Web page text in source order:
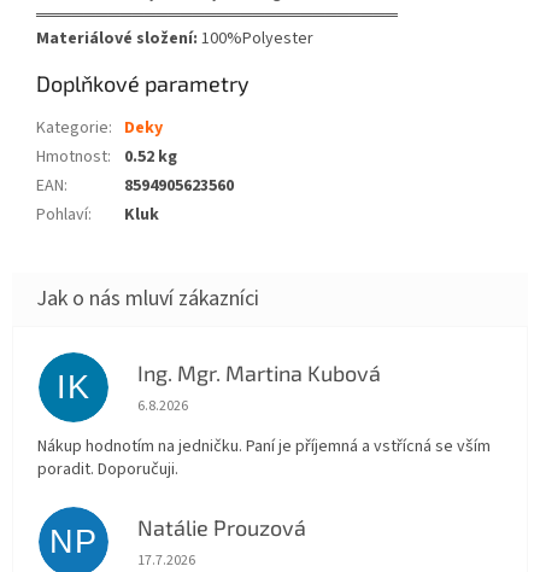
══════════════════════════════
Materiálové složení: 100%Polyester
Doplňkové parametry
Kategorie: Deky
Hmotnost:
0.52 kg
EAN:
8594905623560
Pohlaví: Kluk
IK Ing. Mgr. Martina Kubová
Hodnocení obchodu je 5 z 5 hvězdiček.
6.8.2026
Nákup hodnotím na jedničku. Paní je příjemná a vstřícná se vším
poradit. Doporučuji.
NP Natálie Prouzová
Hodnocení obchodu je 5 z 5 hvězdiček.
17.7.2026